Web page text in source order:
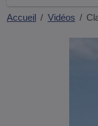
Accueil Vidéos